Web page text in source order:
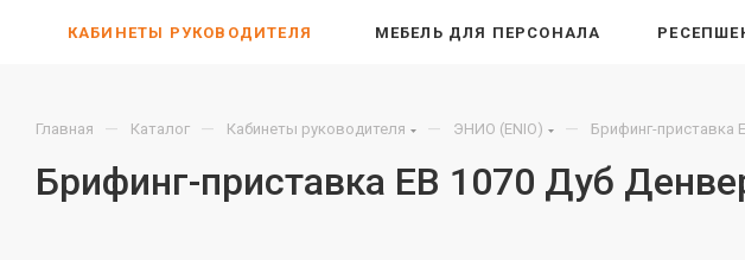
КАБИНЕТЫ РУКОВОДИТЕЛЯ МЕБЕЛЬ ДЛЯ ПЕРСОНАЛА
Главная — Каталог — Кабинеты руководителя — ЭНИО (ENIO) — Брифинг-приставка
Брифинг-приставка EB 1070 Дуб